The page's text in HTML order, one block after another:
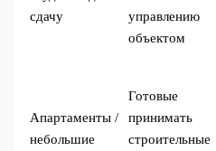
сдачу
управлению
объектом
Апартаменты /
небольшие
Готовые
принимать
строительные